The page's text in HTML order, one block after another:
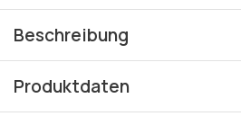
Beschreibung
Produktdaten